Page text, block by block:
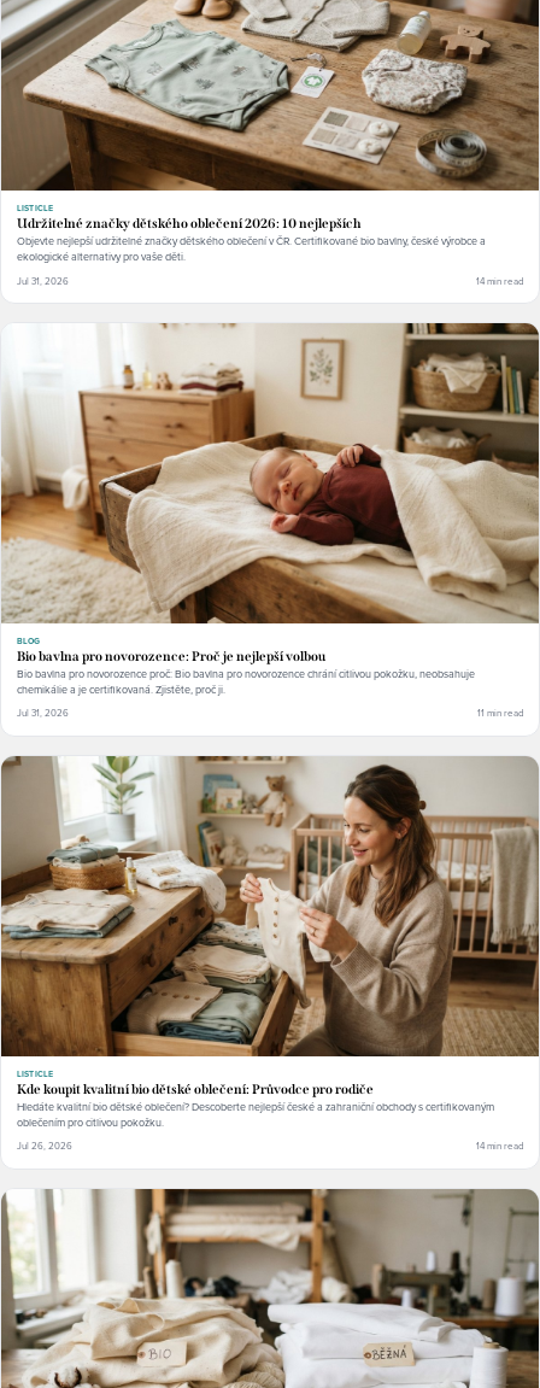
LISTICLE
Udržitelné značky dětského oblečení 2026: 10 nejlepších
Objevte nejlepší udržitelné značky dětského oblečení v ČR. Certifikované bio bavlny, české výrobce a
ekologické alternativy pro vaše děti.
Jul 31, 2026 14 min read
BLOG
Bio bavlna pro novorozence: Proč je nejlepší volbou
Bio bavlna pro novorozence proč: Bio bavlna pro novorozence chrání citlivou pokožku, neobsahuje
chemikálie a je certifikovaná. Zjistěte, proč ji.
Jul 31, 2026 11 min read
LISTICLE
Kde koupit kvalitní bio dětské oblečení: Průvodce pro rodiče
Hledáte kvalitní bio dětské oblečení? Descoberte nejlepší české a zahraniční obchody s certifikovaným
oblečením pro citlivou pokožku.
Jul 26, 2026 14 min read